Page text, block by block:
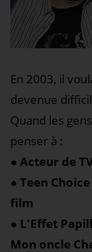
En 2003, il
devenue
Quand les
penser à :
● Acteur de
● Teen
film
● L'Effet
Mon oncle